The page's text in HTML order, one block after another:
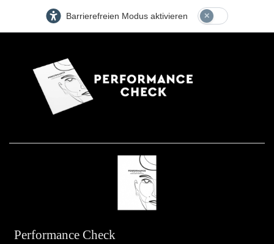
Barrierefreien Modus aktivieren
Performance Check